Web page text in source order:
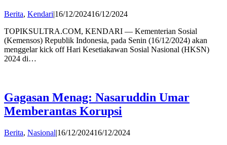
Berita, Kendari|16/12/202416/12/2024by
TOPIKSULTRA.COM, KENDARI — Kementerian Sosial
(Kemensos) Republik Indonesia, pada Senin (16/12/2024) akan
menggelar kick off Hari Kesetiakawan Sosial Nasional (HKSN)
2024 di…
Gagasan Menag: Nasaruddin Umar
Memberantas Korupsi
Berita, Nasional|16/12/202416/12/2024by